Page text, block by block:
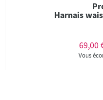
Harnais
69,00
Vous